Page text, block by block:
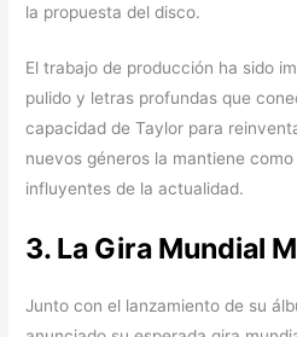
la propuesta del disco.
El trabajo de producción ha sido
pulido y letras profundas que
capacidad de Taylor para
nuevos géneros la mantiene
influyentes de la actualidad.
3. La Gira Mundial
Junto con el lanzamiento de su